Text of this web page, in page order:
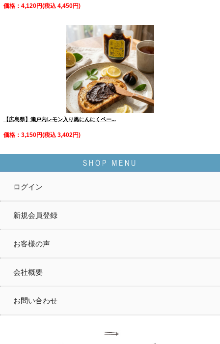
価格：4,120円(税込 4,450円)
【広島県】瀬戸内レモン入り黒にんにくペー...
価格：3,150円(税込 3,402円)
ログイン
新規会員登録
お客様の声
会社概要
お問い合わせ